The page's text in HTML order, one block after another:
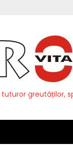
greutăților,